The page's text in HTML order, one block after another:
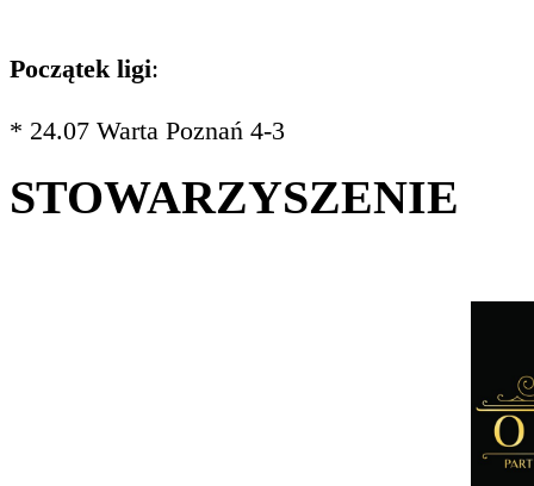
Początek ligi:
* 24.07 Warta Poznań 4-3
STOWARZYSZENIE